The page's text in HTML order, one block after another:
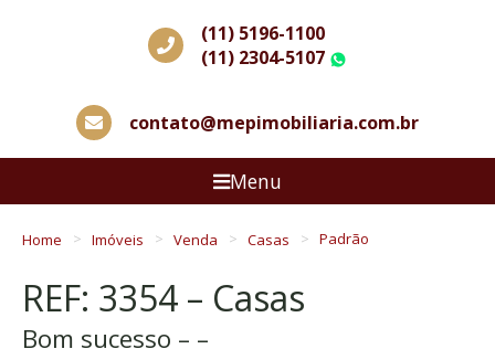
(11) 5196-1100
(11) 2304-5107
contato@mepimobiliaria.com.br
Menu
Home Imóveis Venda Casas Padrão
REF: 3354 – Casas
Bom sucesso – –